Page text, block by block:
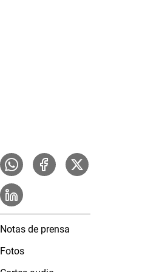
Notas de prensa
Fotos